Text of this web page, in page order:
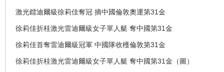
激光鐳迪爾級徐莉佳奪冠 摘中國倫敦奧運第31金
徐莉佳折桂激光雷迪爾級女子單人艇 奪中國第31金
徐莉佳首奪雷迪爾級冠軍 中國隊收穫倫敦第31金
徐莉佳折桂激光雷迪爾級女子單人艇 奪中國第31金（圖）